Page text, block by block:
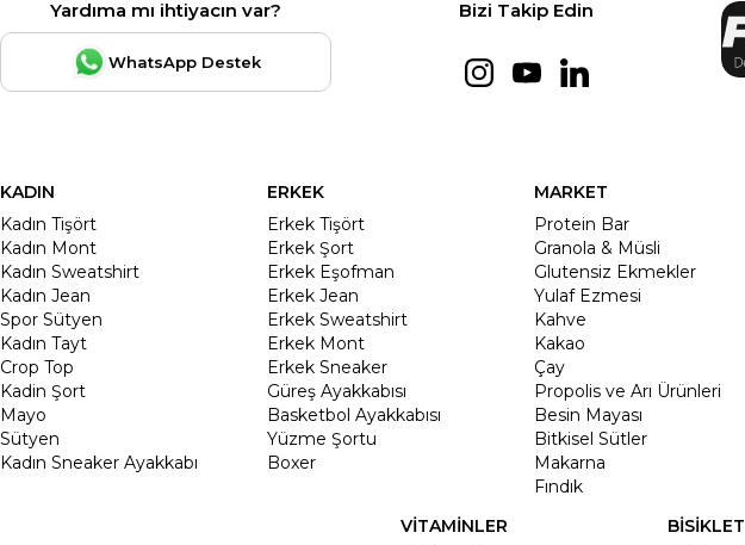
Yardıma mı ihtiyacın var?
WhatsApp Destek
Bizi Takip Edin
KADIN
Kadın Tişört
Kadın Mont
Kadın Sweatshirt
Kadın Jean
Spor Sütyen
Kadın Tayt
Crop Top
Kadin Şort
Mayo
Sütyen
Kadın Sneaker Ayakkabı
ERKEK
Erkek Tişört
Erkek Şort
Erkek Eşofman
Erkek Jean
Erkek Sweatshirt
Erkek Mont
Erkek Sneaker
Güreş Ayakkabısı
Basketbol Ayakkabısı
Yüzme Şortu
Boxer
MARKET
Protein Bar
Granola & Müsli
Glutensiz Ekmekler
Yulaf Ezmesi
Kahve
Kakao
Çay
Propolis ve Arı Ürünleri
Besin Mayası
Bitkisel Sütler
Makarna
Fındık
VİTAMİNLER
BİSİKLET